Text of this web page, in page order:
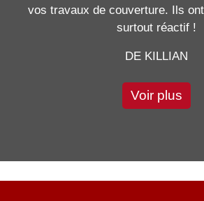
vos travaux de couverture. Ils
surtout réactif !
DE KILLIAN
Voir plus